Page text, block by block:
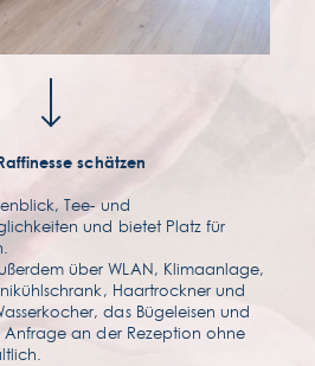
schätzen
Tee- und
und bietet Platz für
über WLAN, Klimaanlage,
Haartrockner und
das Bügeleisen und
an der Rezeption ohne